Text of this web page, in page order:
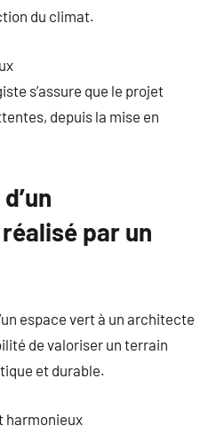
du climat.
s’assure que le projet
depuis la mise en
par un
espace vert à un architecte
de valoriser un terrain
et durable.
harmonieux